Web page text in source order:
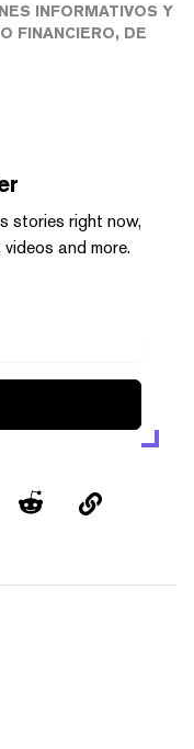
INFORMATIVOS Y
FINANCIERO, DE
stories right now,
and more.